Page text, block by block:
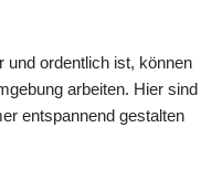
ordentlich ist, können
arbeiten. Hier sind
entspannend gestalten